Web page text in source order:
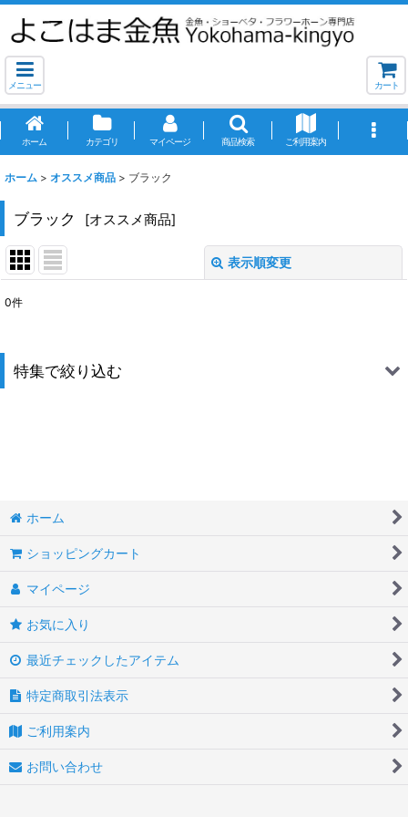
メニュー カート
ホーム カテゴリ マイページ 商品検索 ご利用案内
ホーム > オススメ商品 > ブラック
ブラック [オススメ商品]
表示順変更
並び順:
0件
特集で絞り込む
プラチナ
メタル・コッパー
ドラゴン
レッド
オレンジ
ホーム
ショッピングカート
マイページ
お気に入り
最近チェックしたアイテム
特定商取引法表示
ご利用案内
お問い合わせ